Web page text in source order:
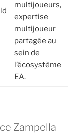
multijoueurs,
expertise
multijoueur
partagée au
sein de
l’écosystème
EA.
Zampella